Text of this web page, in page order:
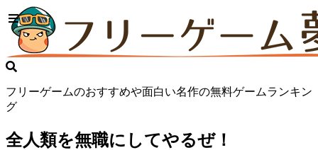
フリーゲームのおすすめや面白い名作の無料ゲームランキン
グ
全人類を無職にしてやるぜ！